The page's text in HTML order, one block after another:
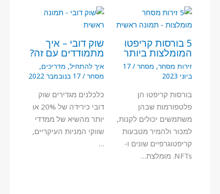
5 בורסות קריפטו
המומלצות ביותר
זירות מסחר, מסחר /
17
ביוני 2023
בורסות קריפטו הן
פלטפורמות שבהן
משתמשים יכולים לקנות,
למכור ולהמיר מטבעות
קריפטוגרפיים שונים ו-
NFTs. מומלצת…
שוק דובי – איך
מתמודדים עם זה?
איך להתחיל, מדריכים,
מסחר /17 בנובמבר 2022
כלכלנים מגדירים שוק
דובי כירידה של 20% או
יותר מהשיא של ממדדי
שווקי המניות העיקריים,
…